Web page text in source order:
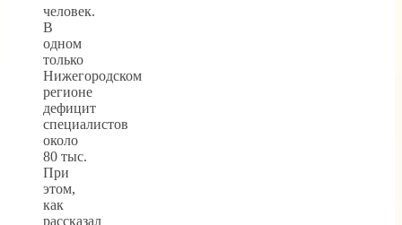
человек.
В
одном
только
Нижегородском
регионе
дефицит
специалистов
около
80 тыс.
При
этом,
как
рассказал